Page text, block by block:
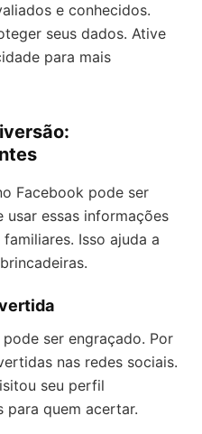
e conhecidos.
seus dados. Ative
para mais
Facebook pode ser
essas informações
Isso ajuda a
ser engraçado. Por
nas redes sociais.
seu perfil
para quem acertar.